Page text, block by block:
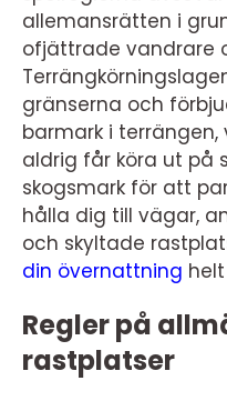
allemansrätten i
ofjättrade vandrare
gränserna och
barmark i
aldrig får köra ut på
skogsmark för att
hålla dig till vägar,
och skyltade
din övernattning
Regler på
rastplatser